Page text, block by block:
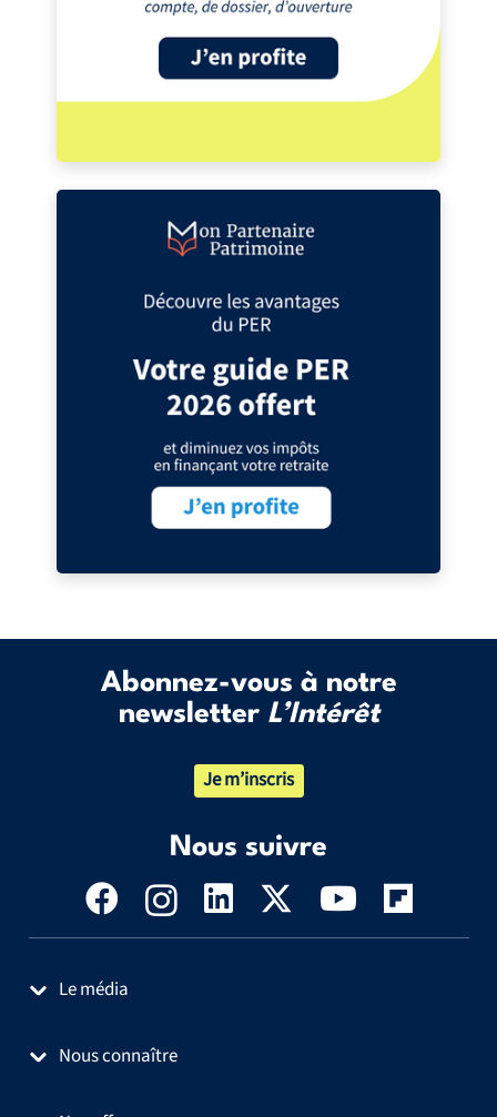
Abonnez-vous à notre
newsletter L’Intérêt
Je m’inscris
Nous suivre
Le média
Nous connaître